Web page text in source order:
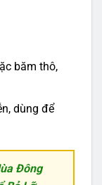
băm thô,
dùng để
Đông